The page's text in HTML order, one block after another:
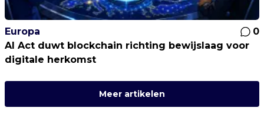
Europa
0
AI Act duwt blockchain richting bewijslaag voor
digitale herkomst
Meer artikelen